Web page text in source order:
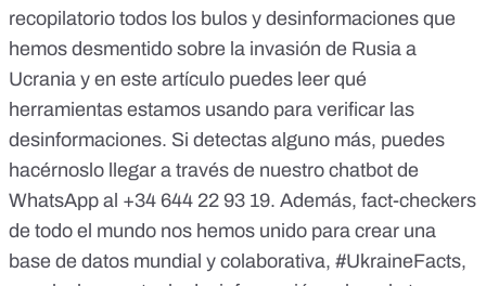
recopilatorio todos los bulos y desinformaciones que
hemos desmentido sobre la invasión de Rusia a
Ucrania y en este artículo puedes leer qué
herramientas estamos usando para verificar las
desinformaciones. Si detectas alguno más, puedes
hacérnoslo llegar a través de nuestro chatbot de
WhatsApp al +34 644 22 93 19. Además, fact-checkers
de todo el mundo nos hemos unido para crear una
base de datos mundial y colaborativa, #UkraineFacts,